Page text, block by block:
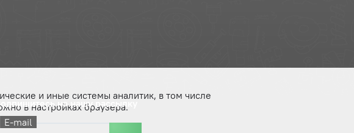
на нашу рассылку
E-mail
и иные системы аналитик, в том числе
в настройках браузера.